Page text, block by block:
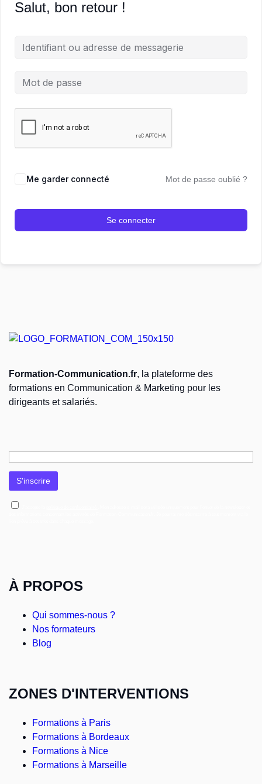
Salut, bon retour !
Me garder connecté Mot de passe oublié ?
Se connecter
Formation-Communication.fr, la plateforme des
formations en Communication & Marketing pour les
dirigeants et salariés.
À PROPOS
Qui sommes-nous ?
Nos formateurs
Blog
ZONES D'INTERVENTIONS
Formations à Paris
Formations à Bordeaux
Formations à Nice
Formations à Marseille